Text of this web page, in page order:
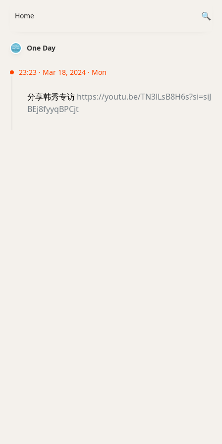
One Day
23:23 · Mar 18, 2024 · Mon
分享韩秀专访 https://youtu.be/TN3lLsB8H6s?si=siJ
BEj8fyyqBPCjt
Home